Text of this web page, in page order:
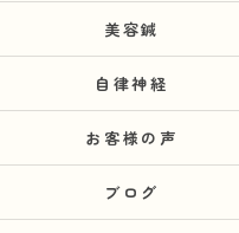
美容鍼
自律神経
お客様の声
ブログ